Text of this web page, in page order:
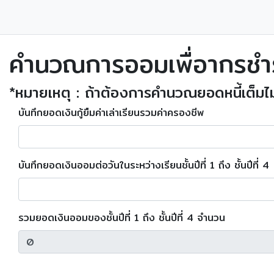
คำนวณการออมเพื่อากรช
*หมายเหตุ : ถ้าต้องการคำนวณยอดหนี้เต็ม
บันทึกยอดเงินกู้ยืมค่าเล่าเรียนรวมค่าครองชีพ
บันทึกยอดเงินออมต่อวันในระหว่างเรียนชั้นปีที่ 1 ถึง ชั้นปีที่ 4
รวมยอดเงินออมของชั้นปีที่ 1 ถึง ชั้นปีที่ 4 จำนวน